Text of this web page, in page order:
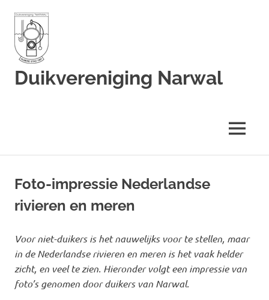
inhoud
Duikvereniging Narwal
MENU
Foto-impressie Nederlandse
rivieren en meren
Voor niet-duikers is het nauwelijks voor te stellen, maar
in de Nederlandse rivieren en meren is het vaak helder
zicht, en veel te zien. Hieronder volgt een impressie van
foto’s genomen door duikers van Narwal.